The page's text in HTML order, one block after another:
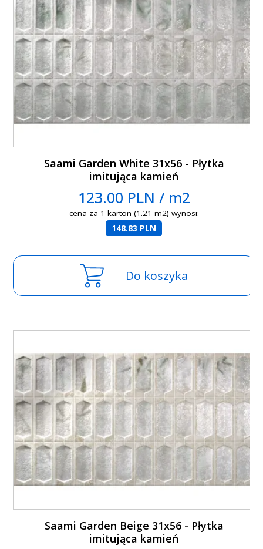
Saami Garden White 31x56 - Płytka
imitująca kamień
123.00 PLN / m2
cena za 1 karton (1.21 m2) wynosi:
148.83 PLN
Do koszyka
Saami Garden Beige 31x56 - Płytka
imitująca kamień